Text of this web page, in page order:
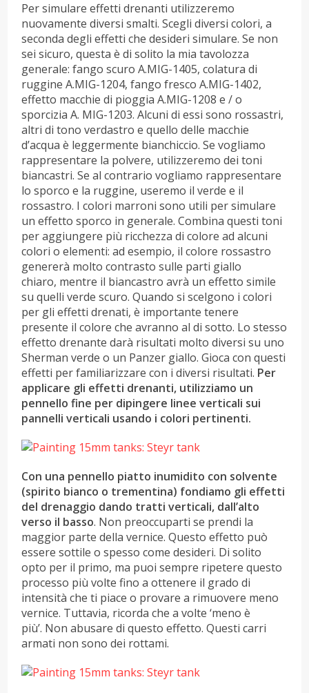
Per simulare effetti drenanti utilizzeremo
nuovamente diversi smalti. Scegli diversi colori, a
seconda degli effetti che desideri simulare. Se non
sei sicuro, questa è di solito la mia tavolozza
generale: fango scuro A.MIG-1405, colatura di
ruggine A.MIG-1204, fango fresco A.MIG-1402,
effetto macchie di pioggia A.MIG-1208 e / o
sporcizia A. MIG-1203. Alcuni di essi sono rossastri,
altri di tono verdastro e quello delle macchie
d’acqua è leggermente bianchiccio. Se vogliamo
rappresentare la polvere, utilizzeremo dei toni
biancastri. Se al contrario vogliamo rappresentare
lo sporco e la ruggine, useremo il verde e il
rossastro. I colori marroni sono utili per simulare
un effetto sporco in generale. Combina questi toni
per aggiungere più ricchezza di colore ad alcuni
colori o elementi: ad esempio, il colore rossastro
genererà molto contrasto sulle parti giallo
chiaro, mentre il biancastro avrà un effetto simile
su quelli verde scuro. Quando si scelgono i colori
per gli effetti drenati, è importante tenere
presente il colore che avranno al di sotto. Lo stesso
effetto drenante darà risultati molto diversi su uno
Sherman verde o un Panzer giallo. Gioca con questi
effetti per familiarizzare con i diversi risultati. Per
applicare gli effetti drenanti, utilizziamo un
pennello fine per dipingere linee verticali sui
pannelli verticali usando i colori pertinenti.
Con una pennello piatto inumidito con solvente
(spirito bianco o trementina) fondiamo gli effetti
del drenaggio dando tratti verticali, dall’alto
verso il basso. Non preoccuparti se prendi la
maggior parte della vernice. Questo effetto può
essere sottile o spesso come desideri. Di solito
opto per il primo, ma puoi sempre ripetere questo
processo più volte fino a ottenere il grado di
intensità che ti piace o provare a rimuovere meno
vernice. Tuttavia, ricorda che a volte ‘meno è
più’. Non abusare di questo effetto. Questi carri
armati non sono dei rottami.